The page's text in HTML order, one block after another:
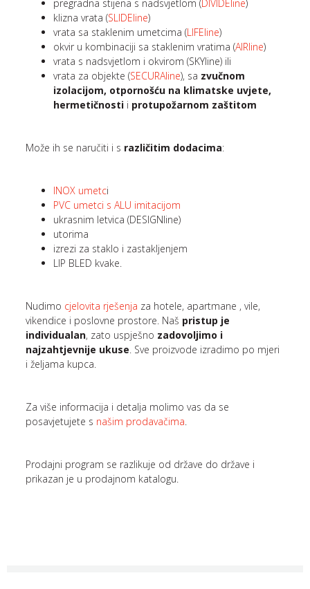
pregradna stijena s nadsvjetlom (DIVIDEline)
klizna vrata (SLIDEline)
vrata sa staklenim umetcima (LIFEline)
okvir u kombinaciji sa staklenim vratima (AIRline)
vrata s nadsvjetlom i okvirom (SKYline) ili
vrata za objekte (SECURAline), sa zvučnom
izolacijom, otpornošću na klimatske uvjete,
hermetičnosti i protupožarnom zaštitom
Može ih se naručiti i s različitim dodacima:
INOX umetci
PVC umetci s ALU imitacijom
ukrasnim letvica (DESIGNline)
utorima
izrezi za staklo i zastakljenjem
LIP BLED kvake.
Nudimo cjelovita rješenja za hotele, apartmane , vile,
vikendice i poslovne prostore. Naš pristup je
individualan, zato uspješno zadovoljimo i
najzahtjevnije ukuse. Sve proizvode izradimo po mjeri
i željama kupca.
Za više informacija i detalja molimo vas da se
posavjetujete s našim prodavačima.
Prodajni program se razlikuje od države do države i
prikazan je u prodajnom katalogu.